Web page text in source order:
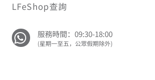
LFeShop查詢
服務時間：09:30-18:00
(星期一至五，公眾假期除外)